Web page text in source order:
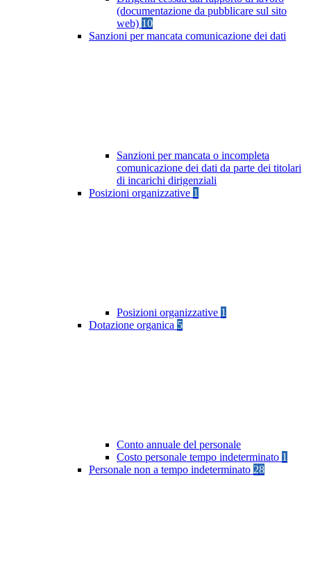
(documentazione da pubblicare sul sito
web) 10
Sanzioni per mancata comunicazione dei dati
Sanzioni per mancata o incompleta
comunicazione dei dati da parte dei titolari
di incarichi dirigenziali
Posizioni organizzative 1
Posizioni organizzative 1
Dotazione organica 5
Conto annuale del personale
Costo personale tempo indeterminato 1
Personale non a tempo indeterminato 28